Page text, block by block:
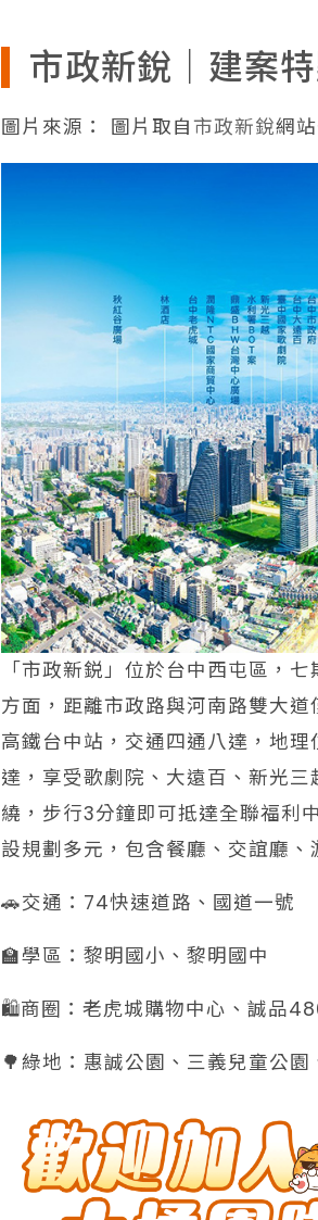
市政新銳｜建案
圖片來源： 圖片取自市政新銳網
「市政新鋭」位於台中西屯區，
方面，距離市政路與河南路雙大
高鐵台中站，交通四通八達，地
達，享受歌劇院、大遠百、新光
繞，步行3分鐘即可抵達全聯福利
設規劃多元，包含餐廳、交誼廳
🚗交通：74快速道路、國道一號
🏫學區：黎明國小、黎明國中
🛍️商圈：老虎城購物中心、誠品
🌳綠地：惠誠公園、三義兒童公園